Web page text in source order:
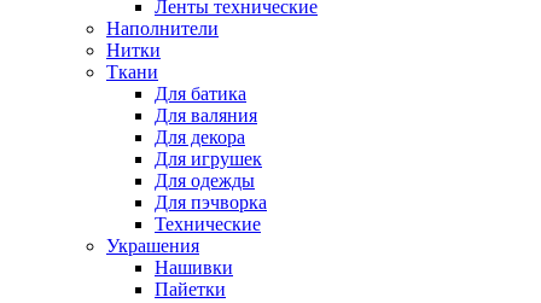
Ленты технические
Наполнители
Нитки
Ткани
Для батика
Для валяния
Для декора
Для игрушек
Для одежды
Для пэчворка
Технические
Украшения
Нашивки
Пайетки